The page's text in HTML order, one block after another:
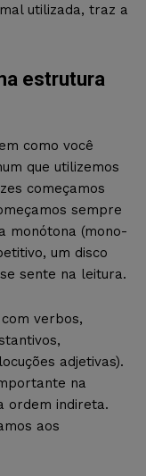
utilizada, traz a
estrutura
como você
que utilizemos
começamos
sempre
monótona (mono-
um disco
sente na leitura.
verbos,
adjetivas).
na
ordem indireta.
aos